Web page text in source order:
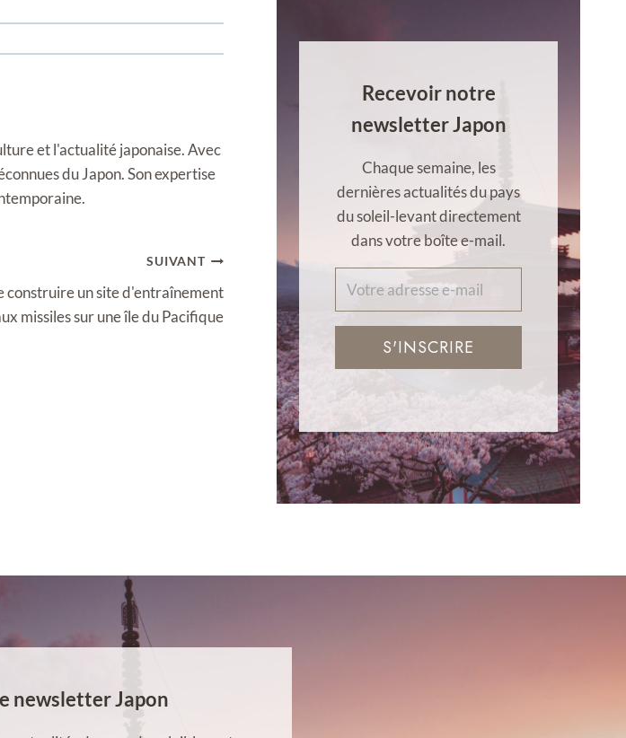
et l'actualité japonaise. Avec
du Japon. Son expertise
SUIVANT
construire un site d'entraînement
missiles sur une île du Pacifique
Recevoir notre
newsletter Japon
Chaque semaine, les
dernières actualités du pays
du soleil-levant directement
dans votre boîte e-mail.
S'INSCRIRE
newsletter Japon